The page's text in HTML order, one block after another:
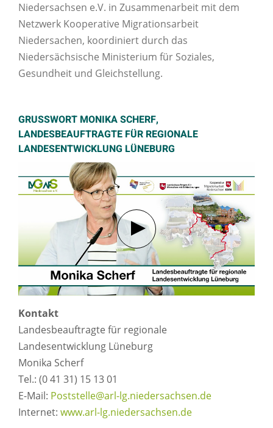
Niedersachsen e.V. in Zusammenarbeit mit dem
Netzwerk Kooperative Migrationsarbeit
Niedersachen, koordiniert durch das
Niedersächsische Ministerium für Soziales,
Gesundheit und Gleichstellung.
GRUSSWORT MONIKA SCHERF, L
ANDESBEAUFTRAGTE FÜR REGIONALE L
ANDESENTWICKLUNG LÜNEBURG
Verbindung mit Youtube
Kontakt
Landesbeauftragte für regionale
Landesentwicklung Lüneburg
Monika Scherf
Tel.: (0 41 31) 15 13 01
E-Mail: Poststelle@arl-lg.niedersachsen.de
Internet: www.arl-lg.niedersachsen.de